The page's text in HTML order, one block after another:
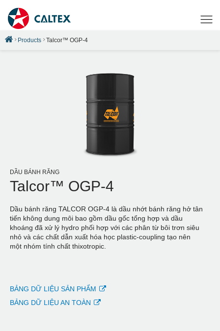
Products Talcor™ OGP-4
DẦU BÁNH RĂNG
Talcor™ OGP-4
Dầu bánh răng TALCOR OGP-4 là dầu nhớt bánh răng hở tân
tiến không dung môi bao gồm dầu gốc tổng hợp và dầu
khoáng đã xử lý hydro phối hợp với các phân từ bôi trơn siêu
nhỏ và các chất dẫn xuất hóa học plastic-coupling tạo nên
một nhóm tính chất thixotropic.
BẢNG DỮ LIỆU SẢN PHẨM
BẢNG DỮ LIỆU AN TOÀN